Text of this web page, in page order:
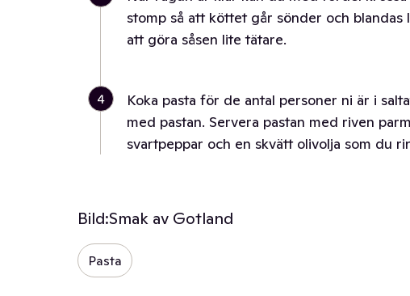
stomp så att köttet går sönder och
att göra såsen lite tätare.
4
Koka pasta för de antal personer ni är i
med pastan. Servera pastan med riven
svartpeppar och en skvätt olivolja som du
Bild:Smak av Gotland
Pasta